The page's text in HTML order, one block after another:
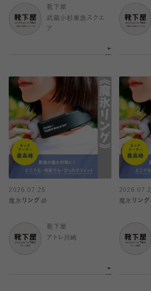
靴下屋
武蔵小杉東急スクエ
ア
2026.07.25
魔氷リング🧊
靴下屋
アトレ川崎
魔氷リン